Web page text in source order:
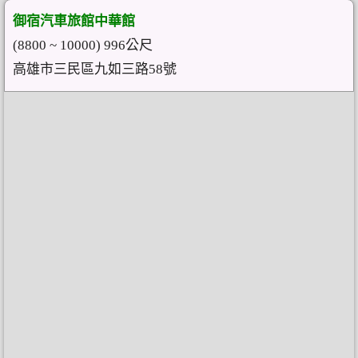
御宿汽車旅館中華館
(8800 ~ 10000) 996公尺
高雄市三民區九如三路58號